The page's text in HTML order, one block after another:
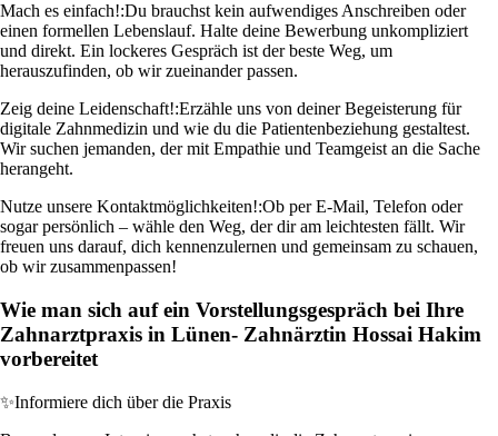
Mach es einfach!:Du brauchst kein aufwendiges Anschreiben oder
einen formellen Lebenslauf. Halte deine Bewerbung unkompliziert
und direkt. Ein lockeres Gespräch ist der beste Weg, um
herauszufinden, ob wir zueinander passen.
Zeig deine Leidenschaft!:Erzähle uns von deiner Begeisterung für
digitale Zahnmedizin und wie du die Patientenbeziehung gestaltest.
Wir suchen jemanden, der mit Empathie und Teamgeist an die Sache
herangeht.
Nutze unsere Kontaktmöglichkeiten!:Ob per E-Mail, Telefon oder
sogar persönlich – wähle den Weg, der dir am leichtesten fällt. Wir
freuen uns darauf, dich kennenzulernen und gemeinsam zu schauen,
ob wir zusammenpassen!
Wie man sich auf ein Vorstellungsgespräch bei Ihre
Zahnarztpraxis in Lünen- Zahnärztin Hossai Hakim
vorbereitet
✨Informiere dich über die Praxis